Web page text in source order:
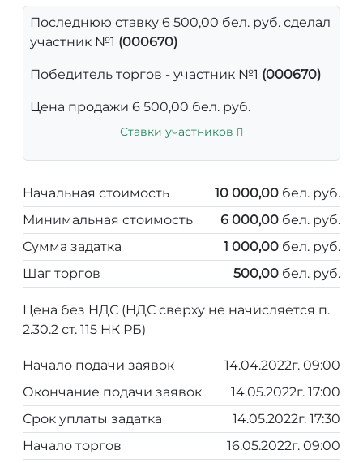
Последнюю ставку 6 500,00 бел. руб. сделал
участник №1 (000670)
Победитель торгов - участник №1 (000670)
Цена продажи 6 500,00 бел. руб.
Ставки участников
Начальная стоимость 10 000,00 бел. руб.
Минимальная стоимость
6 000,00 бел. руб.
Сумма задатка
1 000,00 бел. руб.
Шаг торгов
500,00 бел. руб.
Цена без НДС (НДС сверху не начисляется п.
2.30.2 ст. 115 НК РБ)
Начало подачи заявок
14.04.2022г. 09:00
Окончание подачи заявок
14.05.2022г. 17:00
Срок уплаты задатка
14.05.2022г. 17:30
Начало торгов
16.05.2022г. 09:00